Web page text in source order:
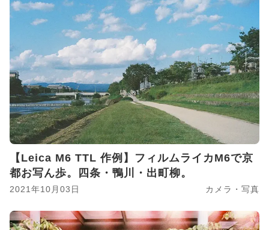
【Leica M6 TTL 作例】フィルムライカM6で京
都お写ん歩。四条・鴨川・出町柳。
2021年10月03日 カメラ・写真